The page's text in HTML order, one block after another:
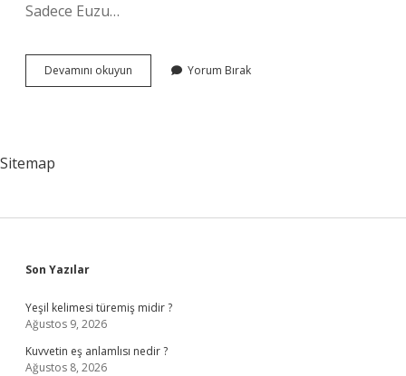
Sadece Euzu…
Devamını okuyun
Duanın
Yorum Bırak
Sitemap
Sidebar
Son Yazılar
Yeşil kelimesi türemiş midir ?
Ağustos 9, 2026
Kuvvetin eş anlamlısı nedir ?
Ağustos 8, 2026